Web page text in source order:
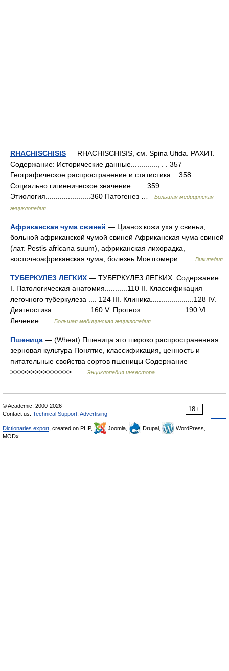
RHACHISCHISIS — RHACHISCHISIS, см. Spina Ufida. РАХИТ.
Содержание: Исторические данные............., . . 357
Географическое распространение и статистика. . 358
Социально гигиеническое значение........359
Этиология......................360 Патогенез …
Большая медицинская
энциклопедия
Африканская чума свиней — Цианоз кожи уха у свиньи,
больной африканской чумой свиней Африканская чума свиней
(лат. Pestis africana suum), африканская лихорадка,
восточноафриканская чума, болезнь Монтгомери …
Википедия
ТУБЕРКУЛЕЗ ЛЕГКИХ — ТУБЕРКУЛЕЗ ЛЕГКИХ. Содержание:
I. Патологическая анатомия...........110 II. Классификация
легочного туберкулеза .... 124 III. Клиника.....................128 IV.
Диагностика ..................160 V. Прогноз..................... 190 VІ.
Лечение …
Большая медицинская энциклопедия
Пшеница — (Wheat) Пшеница это широко распространенная
зерновая культура Понятие, классификация, ценность и
питательные свойства сортов пшеницы Содержание
>>>>>>>>>>>>>>> …
Энциклопедия инвестора
18+
© Academic, 2000-2026
Contact us: Technical Support Advertising
Dictionaries export , created on PHP, Joomla, Drupal,
WordPress,
MODx.